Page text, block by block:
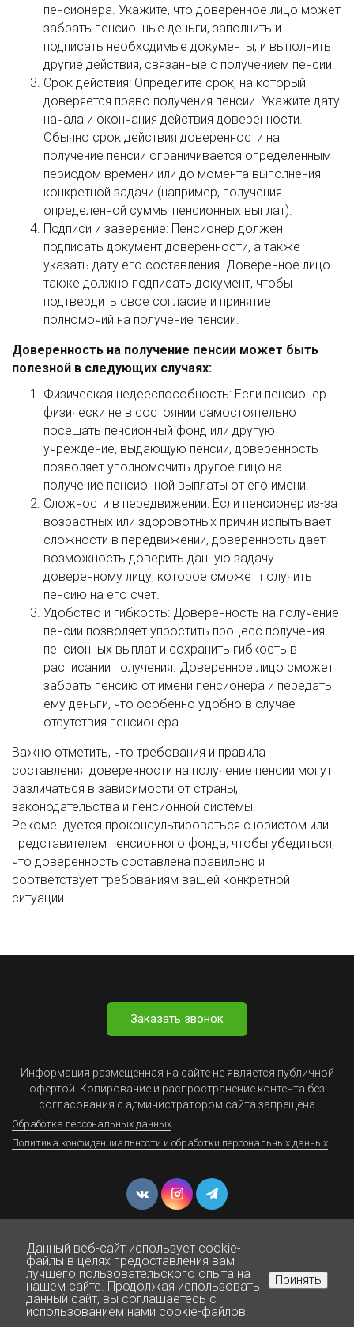
пенсионера. Укажите, что доверенное лицо может
забрать пенсионные деньги, заполнить и
подписать необходимые документы, и выполнить
другие действия, связанные с получением пенсии.
Срок действия: Определите срок, на который
доверяется право получения пенсии. Укажите дату
начала и окончания действия доверенности.
Обычно срок действия доверенности на
получение пенсии ограничивается определенным
периодом времени или до момента выполнения
конкретной задачи (например, получения
определенной суммы пенсионных выплат).
Подписи и заверение: Пенсионер должен
подписать документ доверенности, а также
указать дату его составления. Доверенное лицо
также должно подписать документ, чтобы
подтвердить свое согласие и принятие
полномочий на получение пенсии.
Доверенность на получение пенсии может быть
полезной в следующих случаях:
Физическая недееспособность: Если пенсионер
физически не в состоянии самостоятельно
посещать пенсионный фонд или другую
учреждение, выдающую пенсии, доверенность
позволяет уполномочить другое лицо на
получение пенсионной выплаты от его имени.
Сложности в передвижении: Если пенсионер из-за
возрастных или здоровотных причин испытывает
сложности в передвижении, доверенность дает
возможность доверить данную задачу
доверенному лицу, которое сможет получить
пенсию на его счет.
Удобство и гибкость: Доверенность на получение
пенсии позволяет упростить процесс получения
пенсионных выплат и сохранить гибкость в
расписании получения. Доверенное лицо сможет
забрать пенсию от имени пенсионера и передать
ему деньги, что особенно удобно в случае
отсутствия пенсионера.
Важно отметить, что требования и правила
составления доверенности на получение пенсии могут
различаться в зависимости от страны,
законодательства и пенсионной системы.
Рекомендуется проконсультироваться с юристом или
представителем пенсионного фонда, чтобы убедиться,
что доверенность составлена правильно и
соответствует требованиям вашей конкретной
ситуации.
Заказать звонок
Информация размещенная на сайте не является публичной
офертой. Копирование и распространение контента без
согласования с администратором сайта запрещена
Обработка персональных данных
Политика конфиденциальности и обработки персональных данных
© Юрист Онлайн - Все права защищены 1999-2025
Нажмите для звонка
Данный веб-сайт использует cookie-
файлы в целях предоставления вам
лучшего пользовательского опыта на
нашем сайте. Продолжая использовать
данный сайт, вы соглашаетесь с
использованием нами cookie-файлов.
Принять